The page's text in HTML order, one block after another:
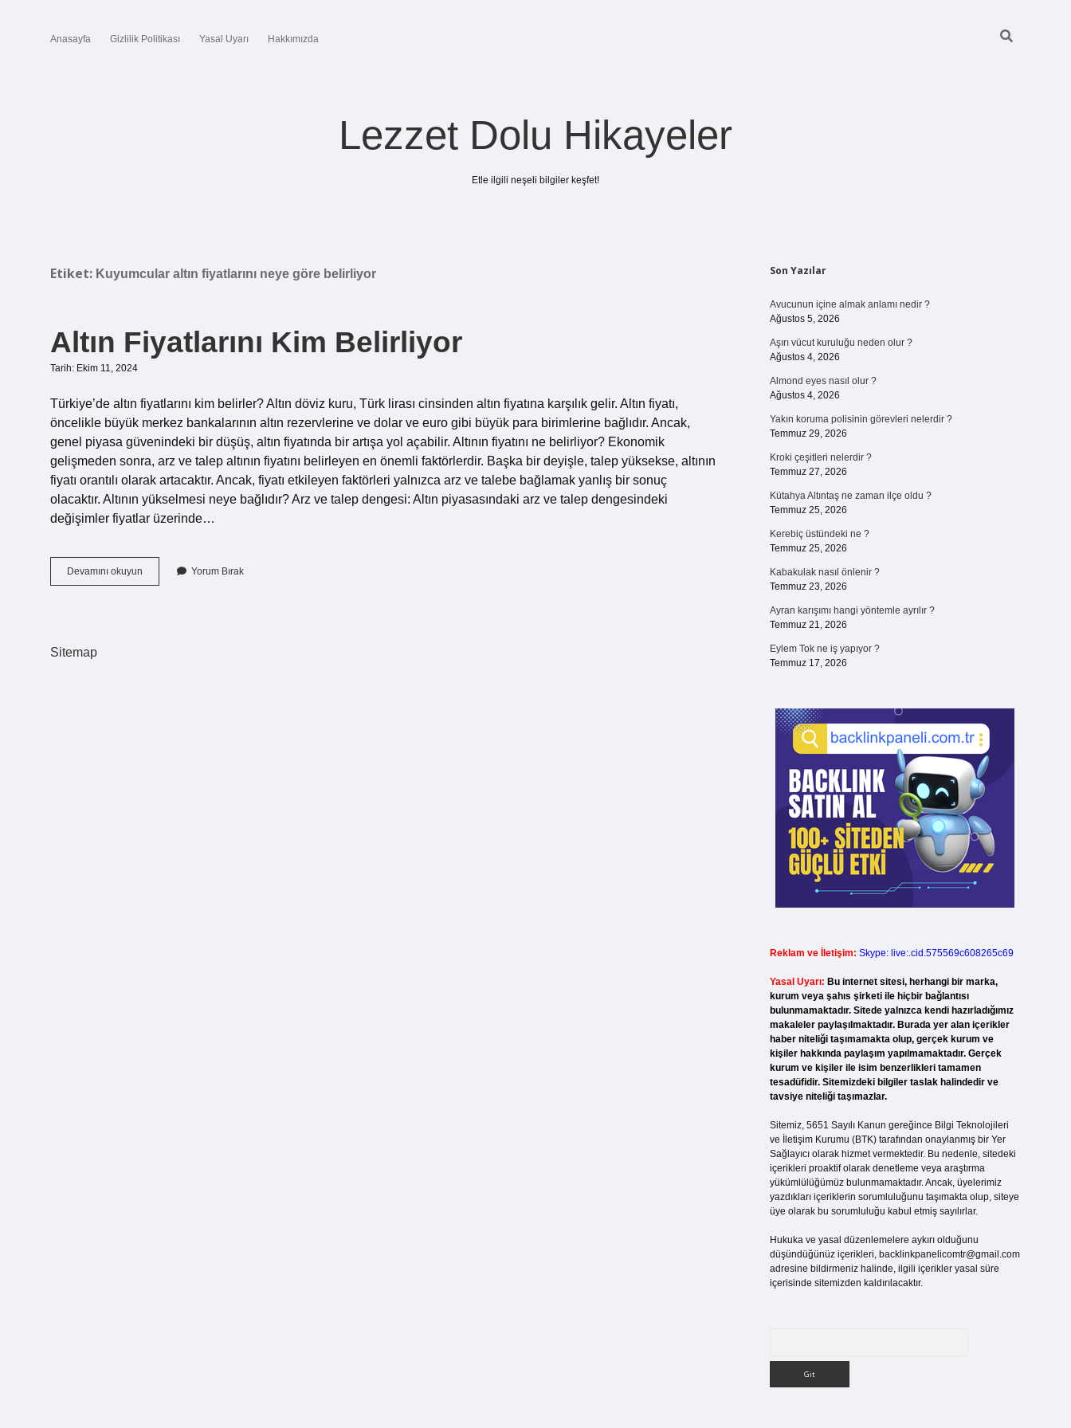
Anasayfa Gizlilik Politikası Yasal Uyarı Hakkımızda
Lezzet Dolu Hikayeler
Etle ilgili neşeli bilgiler keşfet!
Etiket: Kuyumcular altın fiyatlarını neye göre belirliyor
Altın Fiyatlarını Kim Belirliyor
Tarih: Ekim 11, 2024
Türkiye’de altın fiyatlarını kim belirler? Altın döviz kuru, Türk lirası cinsinden altın fiyatına karşılık gelir. Altın fiyatı,
öncelikle büyük merkez bankalarının altın rezervlerine ve dolar ve euro gibi büyük para birimlerine bağlıdır. Ancak,
genel piyasa güvenindeki bir düşüş, altın fiyatında bir artışa yol açabilir. Altının fiyatını ne belirliyor? Ekonomik
gelişmeden sonra, arz ve talep altının fiyatını belirleyen en önemli faktörlerdir. Başka bir deyişle, talep yüksekse, altının
fiyatı orantılı olarak artacaktır. Ancak, fiyatı etkileyen faktörleri yalnızca arz ve talebe bağlamak yanlış bir sonuç
olacaktır. Altının yükselmesi neye bağlıdır? Arz ve talep dengesi: Altın piyasasındaki arz ve talep dengesindeki
değişimler fiyatlar üzerinde…
Devamını okuyun
Fiyatlarını
Yorum Bırak
Sitemap
Sidebar
Son Yazılar
Avucunun içine almak anlamı nedir ?
Ağustos 5, 2026
Aşırı vücut kuruluğu neden olur ?
Ağustos 4, 2026
Almond eyes nasıl olur ?
Ağustos 4, 2026
Yakın koruma polisinin görevleri nelerdir ?
Temmuz 29, 2026
Kroki çeşitleri nelerdir ?
Temmuz 27, 2026
Kütahya Altıntaş ne zaman ilçe oldu ?
Temmuz 25, 2026
Kerebiç üstündeki ne ?
Temmuz 25, 2026
Kabakulak nasıl önlenir ?
Temmuz 23, 2026
Ayran karışımı hangi yöntemle ayrılır ?
Temmuz 21, 2026
Eylem Tok ne iş yapıyor ?
Temmuz 17, 2026
Reklam ve İletişim: Skype: live:.cid.575569c608265c69
Yasal Uyarı: Bu internet sitesi, herhangi bir marka,
kurum veya şahıs şirketi ile hiçbir bağlantısı
bulunmamaktadır. Sitede yalnızca kendi hazırladığımız
makaleler paylaşılmaktadır. Burada yer alan içerikler
haber niteliği taşımamakta olup, gerçek kurum ve
kişiler hakkında paylaşım yapılmamaktadır. Gerçek
kurum ve kişiler ile isim benzerlikleri tamamen
tesadüfidir. Sitemizdeki bilgiler taslak halindedir ve
tavsiye niteliği taşımazlar.
Sitemiz, 5651 Sayılı Kanun gereğince Bilgi Teknolojileri
ve İletişim Kurumu (BTK) tarafından onaylanmış bir Yer
Sağlayıcı olarak hizmet vermektedir. Bu nedenle, sitedeki
içerikleri proaktif olarak denetleme veya araştırma
yükümlülüğümüz bulunmamaktadır. Ancak, üyelerimiz
yazdıkları içeriklerin sorumluluğunu taşımakta olup, siteye
üye olarak bu sorumluluğu kabul etmiş sayılırlar.
Hukuka ve yasal düzenlemelere aykırı olduğunu
düşündüğünüz içerikleri, backlinkpanelicomtr@gmail.com
adresine bildirmeniz halinde, ilgili içerikler yasal süre
içerisinde sitemizden kaldırılacaktır.